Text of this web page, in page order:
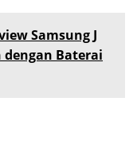
Samsung J
dengan Baterai